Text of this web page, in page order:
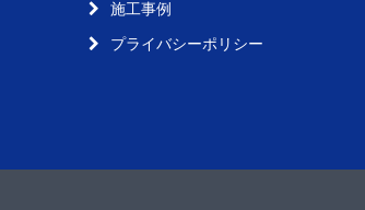
施工事例
プライバシーポリシー